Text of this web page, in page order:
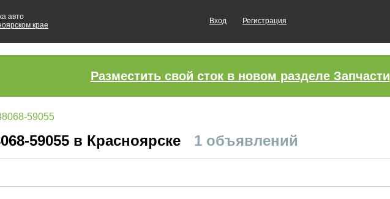
авто
крае
Вход Регистрация
Разместить свой сток в новом разделе Запчасти
59055
59055 в Красноярске 1 объявлений